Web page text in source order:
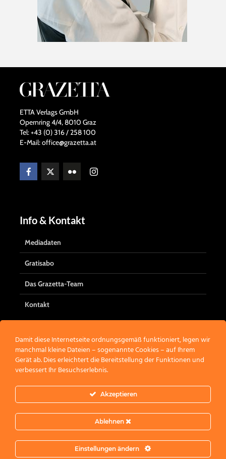
ETTA Verlags GmbH
Opernring 4/4, 8010 Graz
Tel: +43 (0) 316 / 258 100
E-Mail: office@grazetta.at
Info & Kontakt
Mediadaten
Gratisabo
Das Grazetta-Team
Kontakt
Werbung
Damit diese Internetseite ordnungsgemäß funktioniert, legen wir
manchmal kleine Dateien – sogenannte Cookies – auf Ihrem
Gerät ab. Dies erleichtert die Bereitstellung der Funktionen und
verbessert Ihr Besuchserlebnis.
Akzeptieren
Ablehnen
Einstellungen ändern